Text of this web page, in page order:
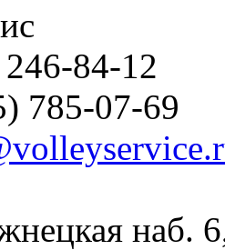
84-12
785-07-69
наб.